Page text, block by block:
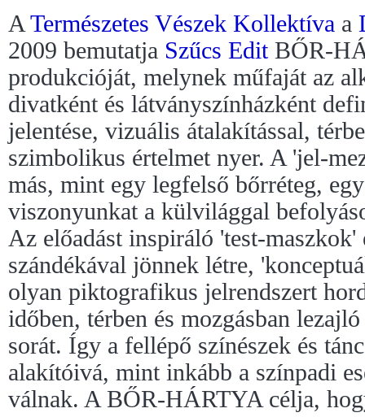
A Természetes Vészek Kollektíva a
2009 bemutatja Szűcs EditBŐR-
produkcióját, melynek műfaját az
divatként és látványszínházként
jelentése, vizuális átalakítással,
szimbolikus értelmet nyer. A 'jel-
más, mint egy legfelső bőrréteg,
viszonyunkat a külvilággal
Az előadást inspiráló 'test-
szándékával jönnek létre,
olyan piktografikus jelrendszert
időben, térben és mozgásban
sorát. Így a fellépő színészek és
alakítóivá, mint inkább a színpadi
válnak. A BŐR-HÁRTYA célja,